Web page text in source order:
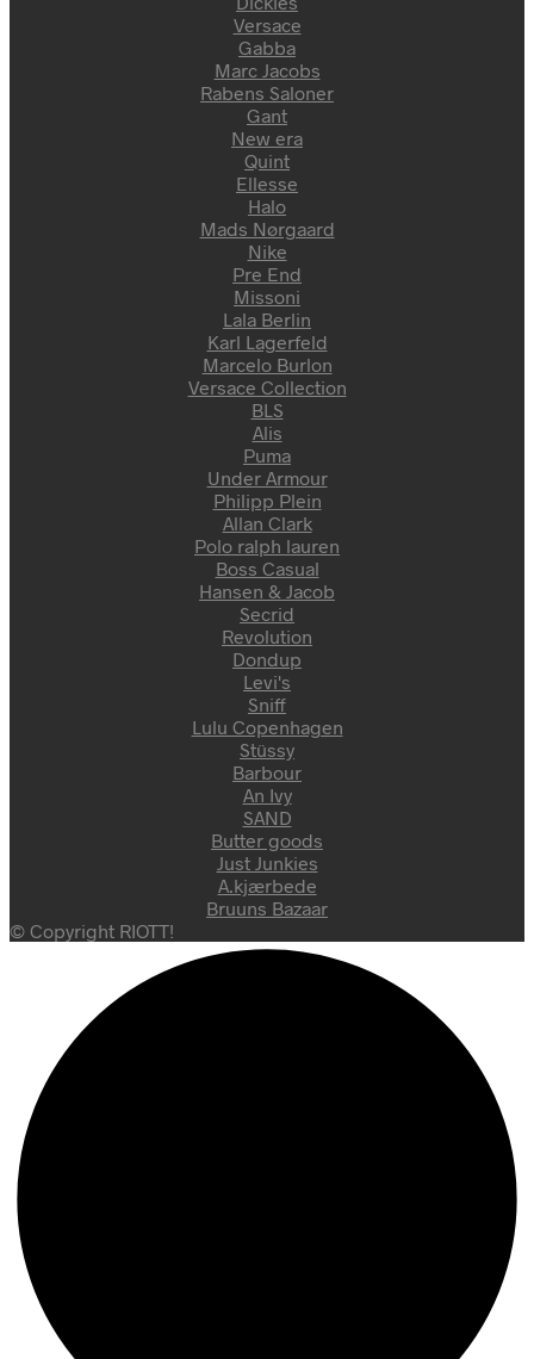
Versace
Gabba
Marc Jacobs
Rabens Saloner
Gant
New era
Quint
Ellesse
Halo
Mads Nørgaard
Nike
Pre End
Missoni
Lala Berlin
Karl Lagerfeld
Marcelo Burlon
Versace Collection
BLS
Alis
Puma
Under Armour
Philipp Plein
Allan Clark
Polo ralph lauren
Boss Casual
Hansen & Jacob
Secrid
Revolution
Dondup
Levi's
Sniff
Lulu Copenhagen
Stüssy
Barbour
An Ivy
SAND
Butter goods
Just Junkies
A.kjærbede
Bruuns Bazaar
© Copyright RIOTT!